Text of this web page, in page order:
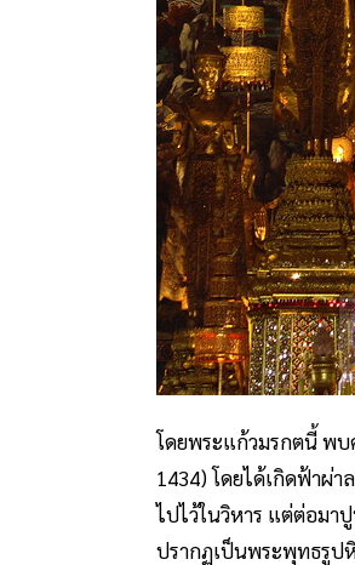
โดยพระแก้วมรกตนี้ พบ
1434) โดยได้เกิดฟ้าผ่
ไปไว้ในวิหาร แต่ต่อมา
ปรากฏเป็นพระพุทธรูป